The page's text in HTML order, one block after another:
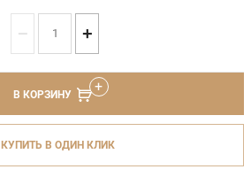
− +
В КОРЗИНУ
КУПИТЬ В ОДИН КЛИК